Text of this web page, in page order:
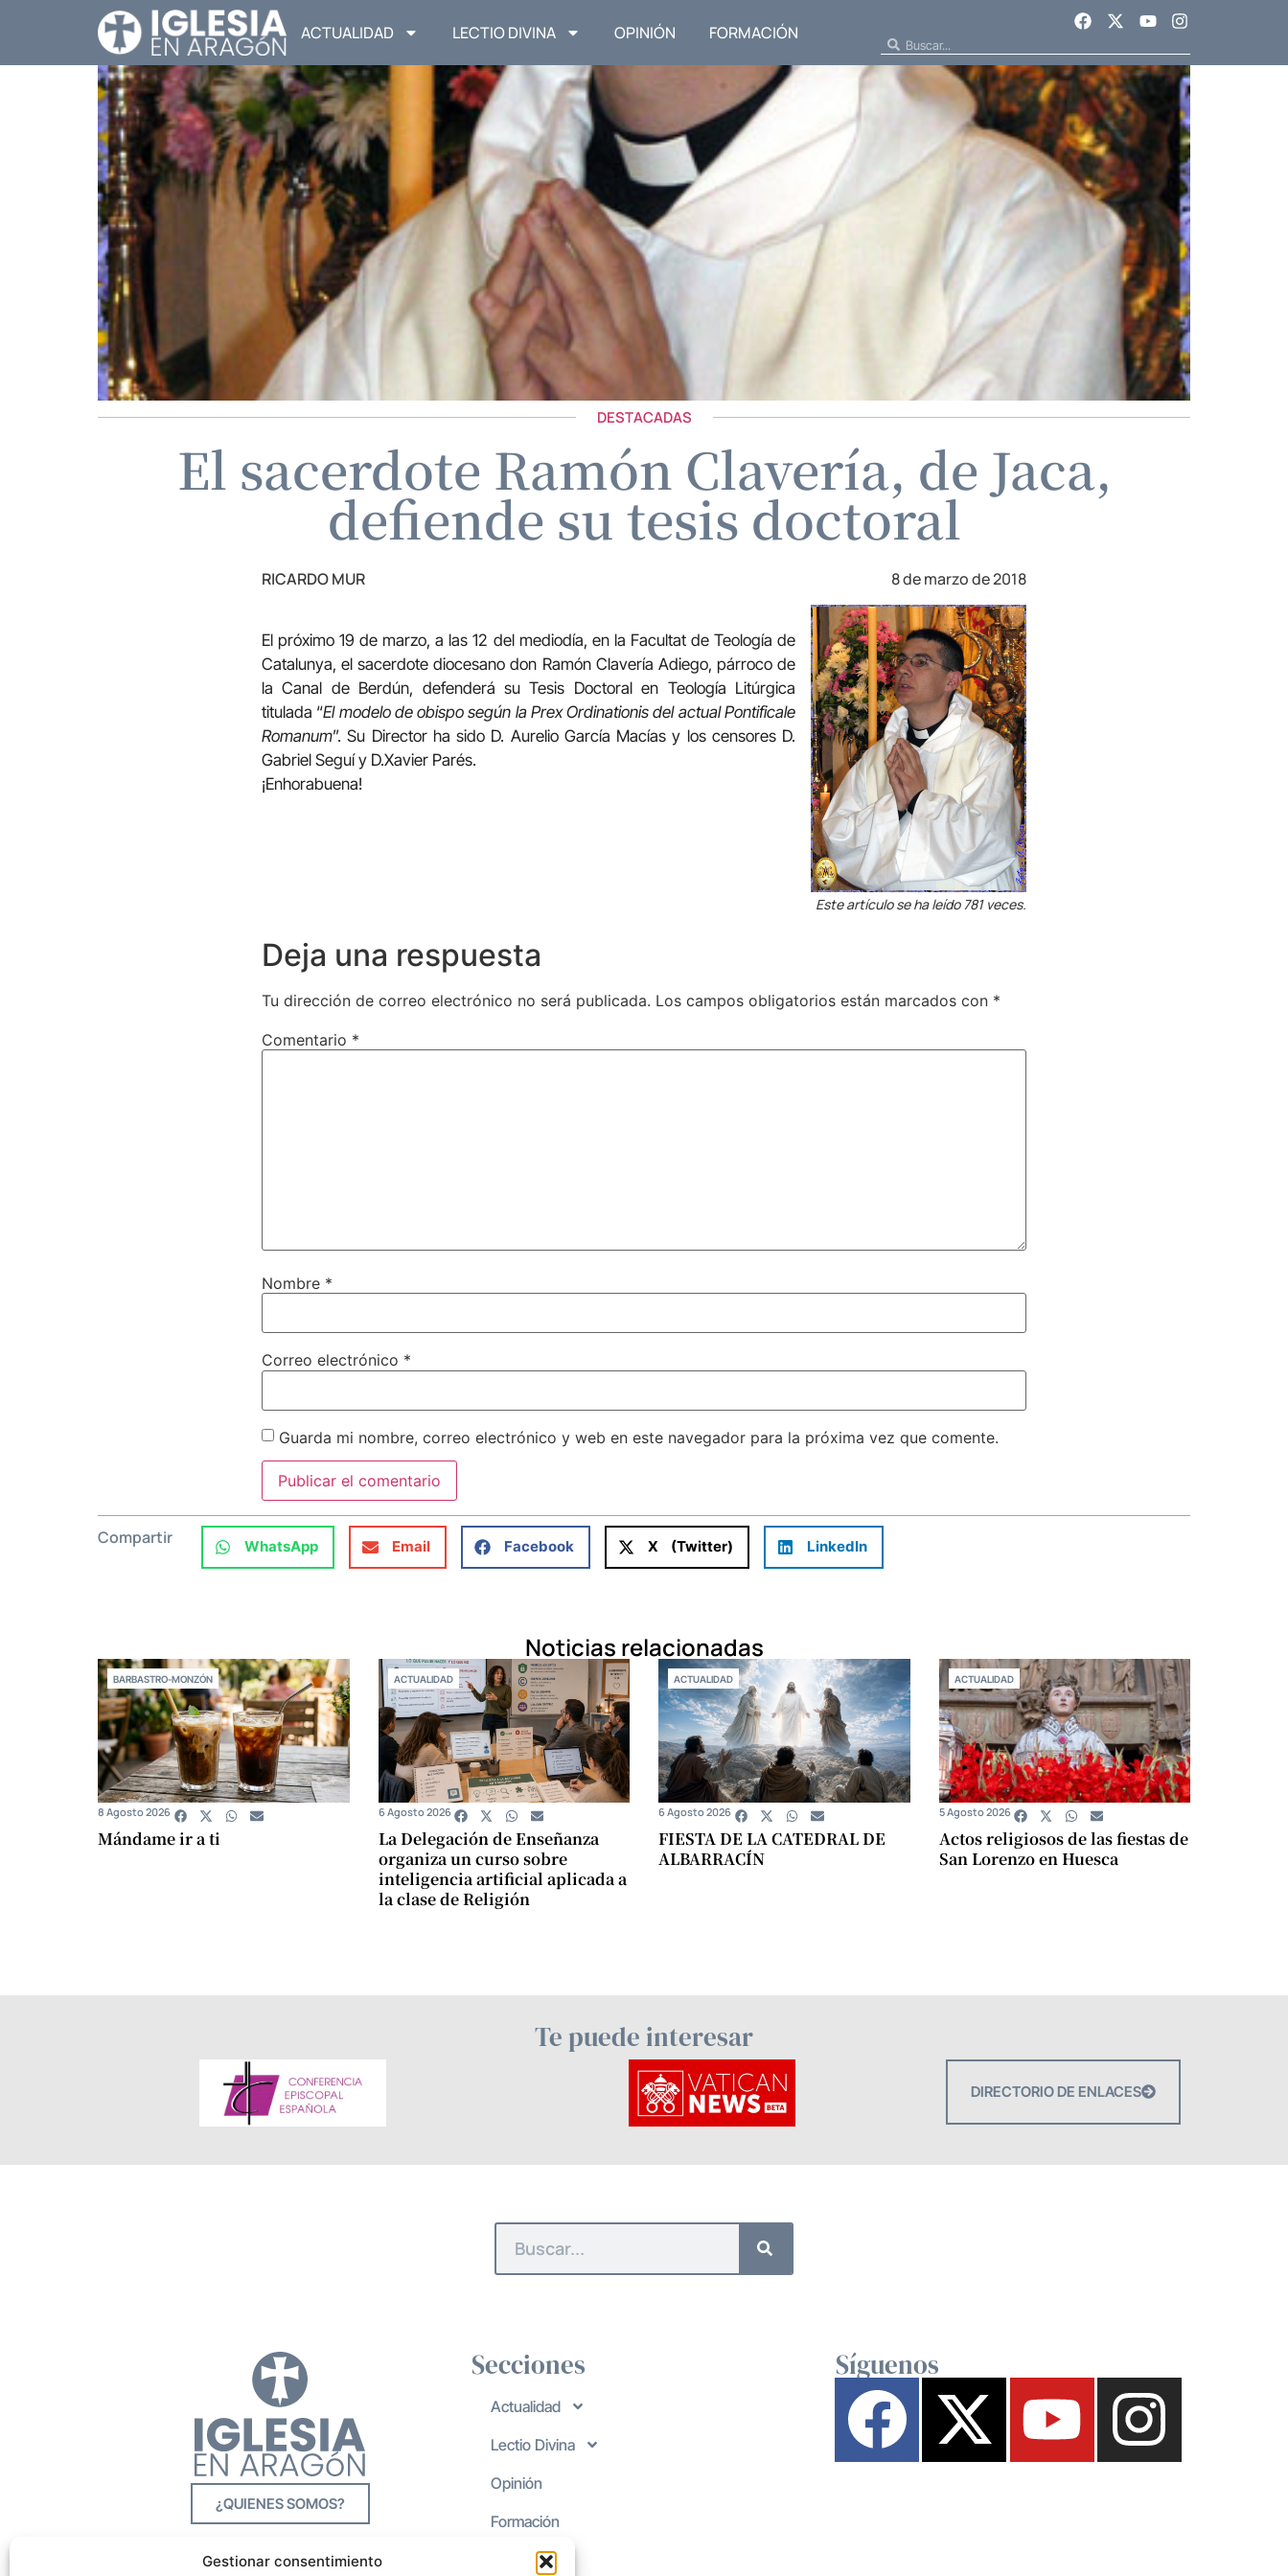
Gestionar consentimiento
ACTUALIDAD LECTIO DIVINA OPINIÓN FORMACIÓN
DESTACADAS
El sacerdote Ramón Clavería, de Jaca,
defiende su tesis doctoral
RICARDO MUR 8 de marzo de 2018
El próximo 19 de marzo, a las 12 del mediodía, en la Facultat de Teología de
Catalunya, el sacerdote diocesano don Ramón Clavería Adiego, párroco de
la Canal de Berdún, defenderá su Tesis Doctoral en Teología Litúrgica
titulada “El modelo de obispo según la Prex Ordinationis del actual Pontificale
Romanum”. Su Director ha sido D. Aurelio García Macías y los censores D.
Gabriel Seguí y D.Xavier Parés.
¡Enhorabuena!
Este artículo se ha leído 781 veces.
Deja una respuesta
Tu dirección de correo electrónico no será publicada. Los campos obligatorios están marcados con *
Comentario *
Nombre *
Correo electrónico *
Guarda mi nombre, correo electrónico y web en este navegador para la próxima vez que comente.
Compartir WhatsApp Email Facebook X (Twitter) LinkedIn
Noticias relacionadas
BARBASTRO-MONZÓN
Mándame ir a ti
8 Agosto 2026
ACTUALIDAD
La Delegación de Enseñanza
organiza un curso sobre
inteligencia artificial aplicada a
la clase de Religión
6 Agosto 2026
ACTUALIDAD
FIESTA DE LA CATEDRAL DE
ALBARRACÍN
6 Agosto 2026
ACTUALIDAD
Actos religiosos de las fiestas de
San Lorenzo en Huesca
5 Agosto 2026
Te puede interesar
DIRECTORIO DE ENLACES
¿QUIENES SOMOS?
Secciones
Actualidad
Lectio Divina
Opinión
Formación
Síguenos